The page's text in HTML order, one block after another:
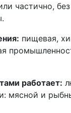
частично,
пищевая,
работает:
мясной и